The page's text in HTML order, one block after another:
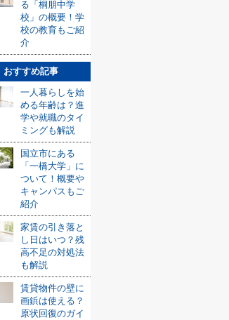
る「桐朋中学
校」の概要！学
校の教育もご紹
介
おすすめ記事
一人暮らしを始
める年齢は？進
学や就職のタイ
ミングも解説
国立市にある
「一橋大学」に
ついて！概要や
キャンパスもご
紹介
家賃の引き落と
し日はいつ？残
高不足の対処法
も解説
賃貸物件の壁に
画鋲は使える？
原状回復のガイ